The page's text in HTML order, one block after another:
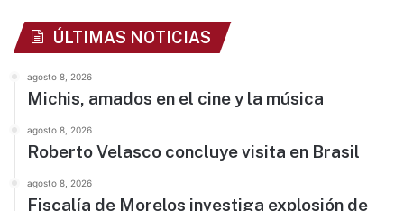
ÚLTIMAS NOTICIAS
agosto 8, 2026
Michis, amados en el cine y la música
agosto 8, 2026
Roberto Velasco concluye visita en Brasil
agosto 8, 2026
Fiscalía de Morelos investiga explosión de